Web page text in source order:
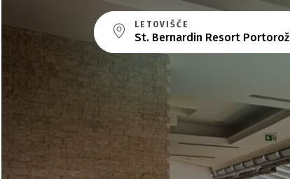
LETOVIŠČE
St. Bernardin Resort Portorož